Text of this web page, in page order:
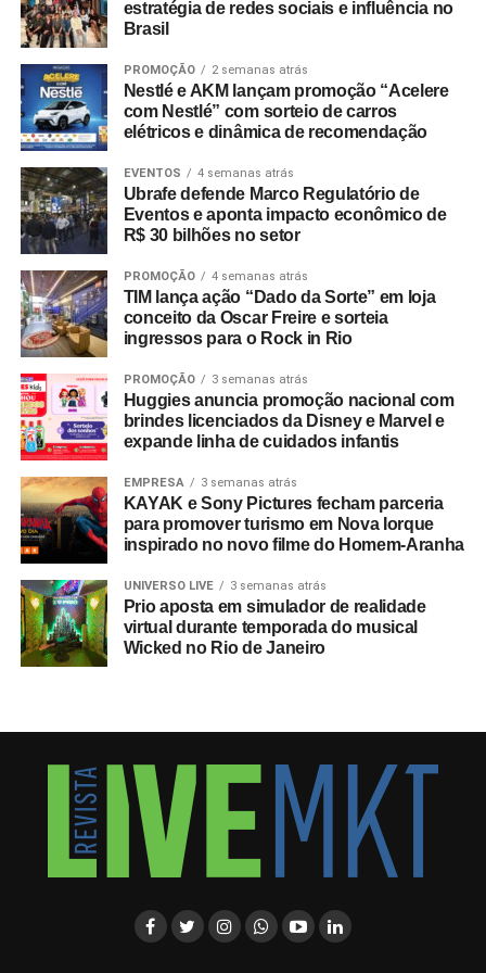
distribuidores, fornecedores e consultores —
interessados no mapeamento de tendências e na
estratégia de redes sociais e influência no
Brasil
PROMOÇÃO 2 semanas atrás
Nestlé e AKM lançam promoção “Acelere
com Nestlé” com sorteio de carros
elétricos e dinâmica de recomendação
EVENTOS 4 semanas atrás
Ubrafe defende Marco Regulatório de
Eventos e aponta impacto econômico de
R$ 30 bilhões no setor
PROMOÇÃO 4 semanas atrás
TIM lança ação “Dado da Sorte” em loja
conceito da Oscar Freire e sorteia
ingressos para o Rock in Rio
PROMOÇÃO 3 semanas atrás
Huggies anuncia promoção nacional com
brindes licenciados da Disney e Marvel e
expande linha de cuidados infantis
EMPRESA 3 semanas atrás
KAYAK e Sony Pictures fecham parceria
para promover turismo em Nova Iorque
inspirado no novo filme do Homem-Aranha
UNIVERSO LIVE 3 semanas atrás
Prio aposta em simulador de realidade
virtual durante temporada do musical
Wicked no Rio de Janeiro